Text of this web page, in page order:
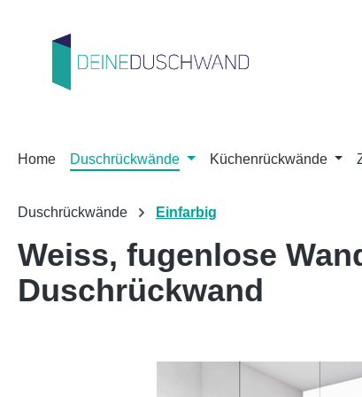
Home Duschrückwände Küchenrückwände
Duschrückwände Einfarbig
Weiss, fugenlose
Duschrückwand